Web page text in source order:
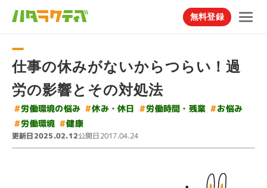
無料登録
仕事の休みがないからつらい！過
労の影響とその対処法
#労働環境の悩み #休み・休日 #労働時間・残業 #お悩み
#労働環境 #健康
更新日2025.02.12公開日2017.04.24